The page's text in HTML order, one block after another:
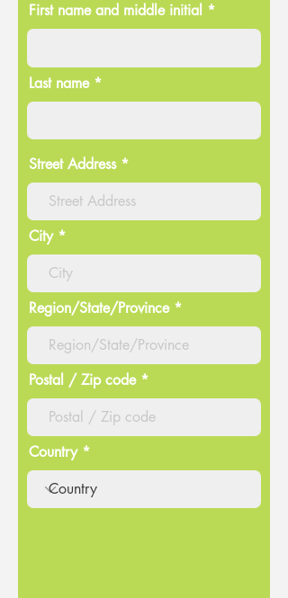
First name and middle initial *
Last name *
Street Address
City
Region/State/Province
Postal / Zip code
Country